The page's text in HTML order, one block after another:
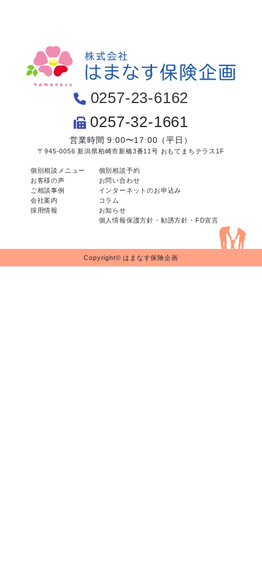
0257-23-6162
0257-32-1661
営業時間 9:00〜17:00（平日）
〒945-0056 新潟県柏崎市新橋3番11号 おもてまちテラス1F
個別相談メニュー
お客様の声
ご相談事例
会社案内
採用情報
個別相談予約
お問い合わせ
インターネットのお申込み
コラム
お知らせ
個人情報保護方針・勧誘方針・FD宣言
Copyright© はまなす保険企画